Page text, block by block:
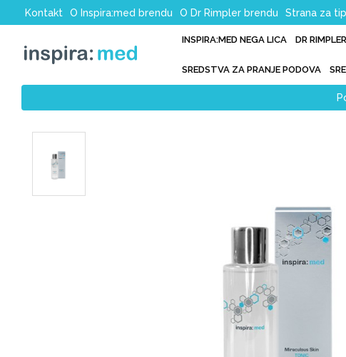
Kontakt O Inspira:med brendu O Dr Rimpler brendu Strana za tip
INSPIRA:MED NEGA LICA DR
SREDSTVA ZA PRANJE PODOVA